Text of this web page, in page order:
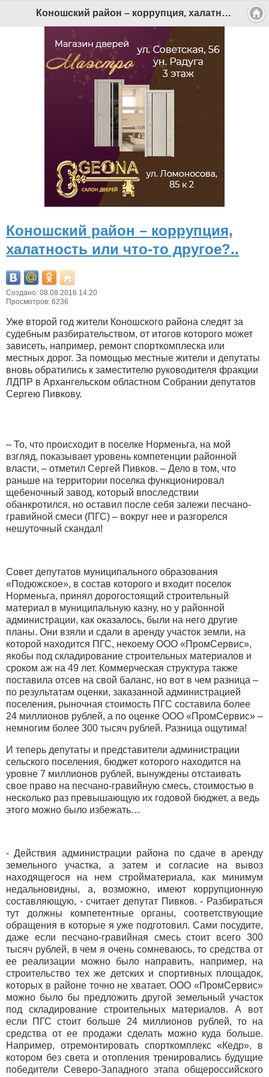
Коношский район – коррупция, халатность или что-то другое?.. - Беломорканал Северодвинск tv29.ru
Коношский район – коррупция,
халатность или что-то другое?..
Создано: 08.08.2016 14:20
Просмотров: 6236
Уже второй год жители Коношского района следят за
судебным разбирательством, от итогов которого может
зависеть, например, ремонт спорткомплеска или
местных дорог. За помощью местные жители и депутаты
вновь обратились к заместителю руководителя фракции
ЛДПР в Архангельском областном Собрании депутатов
Сергею Пивкову.
– То, что происходит в поселке Норменьга, на мой
взгляд, показывает уровень компетенции районной
власти, – отметил Сергей Пивков. – Дело в том, что
раньше на территории поселка функционировал
щебеночный завод, который впоследствии
обанкротился, но оставил после себя залежи песчано-
гравийной смеси (ПГС) – вокруг нее и разгорелся
нешуточный скандал!
Совет депутатов муниципального образования
«Подюжское», в состав которого и входит поселок
Норменьга, принял дорогостоящий строительный
материал в муниципальную казну, но у районной
администрации, как оказалось, были на него другие
планы. Они взяли и сдали в аренду участок земли, на
которой находится ПГС, некоему ООО «ПромСервис»,
якобы под складирование строительных материалов и
сроком аж на 49 лет. Коммерческая структура также
поставила отсев на свой баланс, но вот в чем разница –
по результатам оценки, заказанной администрацией
поселения, рыночная стоимость ПГС составила более
24 миллионов рублей, а по оценке ООО «ПромСервис» –
немногим более 300 тысяч рублей. Разница ощутима!
И теперь депутаты и представители администрации
сельского поселения, бюджет которого находится на
уровне 7 миллионов рублей, вынуждены отстаивать
свое право на песчано-гравийную смесь, стоимостью в
несколько раз превышающую их годовой бюджет, а ведь
этого можно было избежать…
- Действия администрации района по сдаче в аренду
земельного участка, а затем и согласие на вывоз
находящегося на нем стройматериала, как минимум
недальновидны, а, возможно, имеют коррупционную
составляющую, - считает депутат Пивков. - Разбираться
тут должны компетентные органы, соответствующие
обращения в которые я уже подготовил. Сами посудите,
даже если песчано-гравийная смесь стоит всего 300
тысяч рублей, в чем я очень сомневаюсь, то средства от
ее реализации можно было направить, например, на
строительство тех же детских и спортивных площадок,
которых в районе точно не хватает. ООО «ПромСервис»
можно было бы предложить другой земельный участок
под складирование строительных материалов. А вот
если ПГС стоит больше 24 миллионов рублей, то на
средства от ее продажи сделать можно куда больше.
Например, отремонтировать спорткомплекс «Кедр», в
котором без света и отопления тренировались будущие
победители Северо-Западного этапа общероссийского